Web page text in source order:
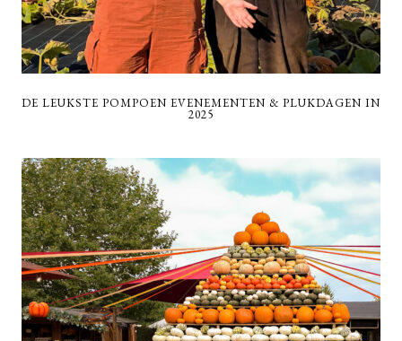
DE LEUKSTE POMPOEN EVENEMENTEN & PLUKDAGEN IN
2025